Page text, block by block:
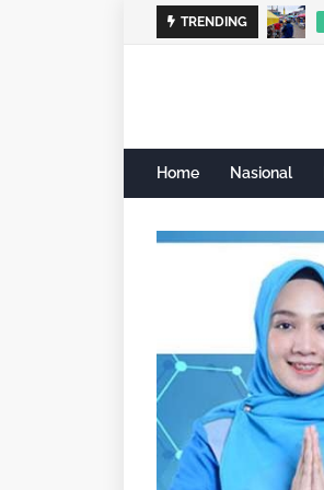
TRENDING
Home Nasional